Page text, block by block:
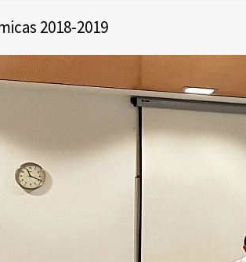
2018-2019